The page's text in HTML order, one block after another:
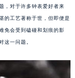
，对于许多钟表爱好者来
的工艺著称于世，但即便是
免会受到磕碰和划痕的影
这一问题。